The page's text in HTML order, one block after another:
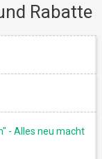
Rabatte
- Alles neu macht